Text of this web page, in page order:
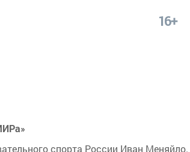
16+
спорта России Иван Меняйло.